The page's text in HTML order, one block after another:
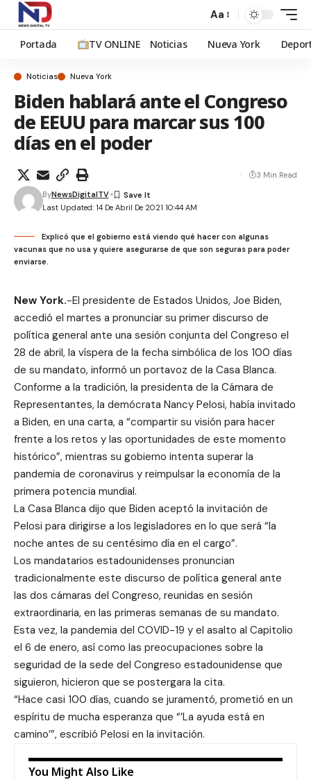
Aa
Portada TV ONLINE Noticias Nueva York
Noticias Nueva York
Biden hablará ante el Congreso
de EEUU para marcar sus 100
días en el poder
Last Updated: 14 De Abril De 2021 10:44 AM
ByNewsDigitalTV
3 Min Read
Explicó que el gobierno está viendo qué hacer con algunas
vacunas que no usa y quiere asegurarse de que son seguras para poder
enviarse.
New York.-El presidente de Estados Unidos, Joe Biden,
accedió el martes a pronunciar su primer discurso de
política general ante una sesión conjunta del Congreso el
28 de abril, la víspera de la fecha simbólica de los 100 días
de su mandato, informó un portavoz de la Casa Blanca.
Conforme a la tradición, la presidenta de la Cámara de
Representantes, la demócrata Nancy Pelosi, había invitado
a Biden, en una carta, a “compartir su visión para hacer
frente a los retos y las oportunidades de este momento
histórico”, mientras su gobierno intenta superar la
pandemia de coronavirus y reimpulsar la economía de la
primera potencia mundial.
La Casa Blanca dijo que Biden aceptó la invitación de
Pelosi para dirigirse a los legisladores en lo que será “la
noche antes de su centésimo día en el cargo”.
Los mandatarios estadounidenses pronuncian
tradicionalmente este discurso de política general ante
las dos cámaras del Congreso, reunidas en sesión
extraordinaria, en las primeras semanas de su mandato.
Esta vez, la pandemia del COVID-19 y el asalto al Capitolio
el 6 de enero, así como las preocupaciones sobre la
seguridad de la sede del Congreso estadounidense que
siguieron, hicieron que se postergara la cita.
“Hace casi 100 días, cuando se juramentó, prometió en un
espíritu de mucha esperanza que “’La ayuda está en
camino’”, escribió Pelosi en la invitación.
You Might Also Like